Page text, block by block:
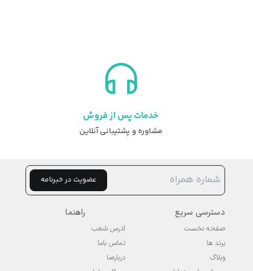
خدمات پس از فروش
مشاوره و پشتیبانی آنلاین
عضویت در خبرنامه
دسترسی سریع
صفحه نخست
برند ها
وبلاگ
راهنما
آدرس شعب
تماس باما
درباره‌ما